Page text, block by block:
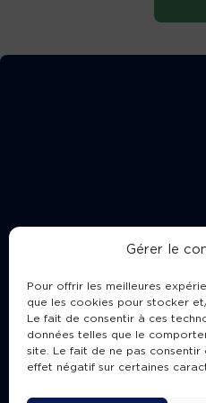
Gérer le
Pour offrir les meilleures
que les cookies pour stocker
Le fait de consentir à ces
données telles que le
site. Le fait de ne pas
effet négatif sur certaines